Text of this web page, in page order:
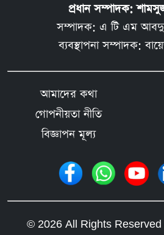
প্রধান সম্পাদক:
সম্পাদক: এ টি এম আবদুল
ব্যবস্থাপনা সম্পাদক:
আমাদের কথা
গোপনীয়তা নীতি
বিজ্ঞাপন মূল্য
© 2026 All Rights Reserved